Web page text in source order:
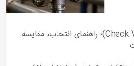
شیر یک‌طرفه (Check Valve)؛ راهنمای انتخاب، مقایسه